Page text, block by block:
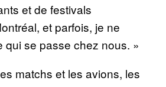
et de festivals
et parfois, je ne
qui se passe chez nous. »
matchs et les avions, les